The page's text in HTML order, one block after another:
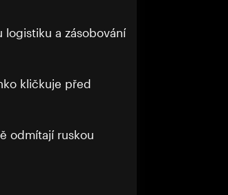
logistiku a zásobování
kličkuje před
odmítají ruskou